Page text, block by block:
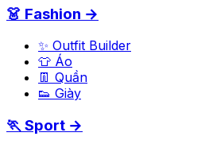
👗 Fashion →
✨ Outfit Builder
👕 Áo
👖 Quần
👟 Giày
🏃 Sport →